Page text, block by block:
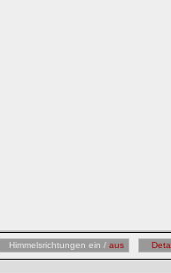
Himmelsrichtungen ein / aus